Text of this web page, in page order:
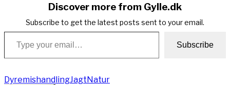
Discover more from Gylle.dk
Subscribe to get the latest posts sent to your email.
Type your email…
Subscribe
DyremishandlingJagtNatur